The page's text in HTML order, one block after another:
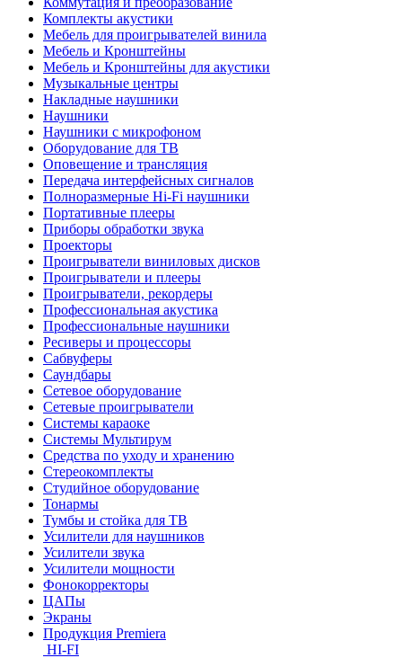
Комплекты акустики
Мебель для проигрывателей винила
Мебель и Кронштейны
Мебель и Кронштейны для акустики
Музыкальные центры
Накладные наушники
Наушники
Наушники с микрофоном
Оборудование для ТВ
Оповещение и трансляция
Передача интерфейсных сигналов
Полноразмерные Hi-Fi наушники
Портативные плееры
Приборы обработки звука
Проекторы
Проигрыватели виниловых дисков
Проигрыватели и плееры
Проигрыватели, рекордеры
Профессиональная акустика
Профессиональные наушники
Ресиверы и процессоры
Сабвуферы
Саундбары
Сетевое оборудование
Сетевые проигрыватели
Системы караоке
Системы Мультирум
Средства по уходу и хранению
Стереокомплекты
Студийное оборудование
Тонармы
Тумбы и стойка для ТВ
Усилители для наушников
Усилители звука
Усилители мощности
Фонокорректоры
ЦАПы
Экраны
Продукция Premiera
HI-FI